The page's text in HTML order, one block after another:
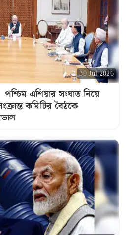
30 Jul 2026
এশিয়ার সংঘাত নিয়ে
কমিটির বৈঠকে